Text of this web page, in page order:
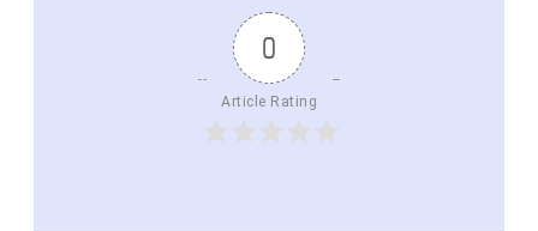
0
Article Rating